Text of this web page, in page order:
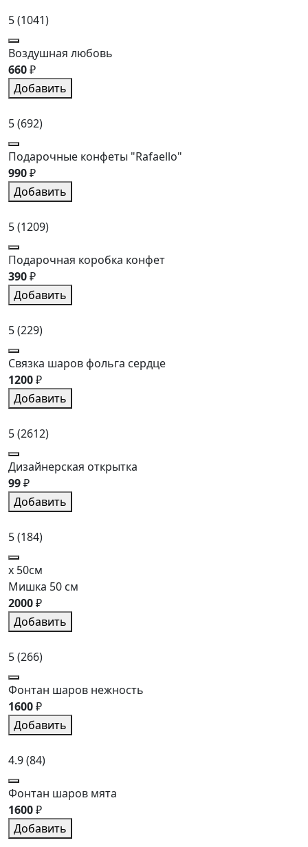
5(1041)
Воздушная любовь
660₽
Добавить
5(692)
Подарочные конфеты "Rafaello"
990₽
Добавить
5(1209)
Подарочная коробка конфет
390₽
Добавить
5(229)
Связка шаров фольга сердце
1200₽
Добавить
5(2612)
Дизайнерская открытка
99₽
Добавить
5(184)
x 50см
Мишка 50 см
2000₽
Добавить
5(266)
Фонтан шаров нежность
1600₽
Добавить
4.9(84)
Фонтан шаров мята
1600₽
Добавить